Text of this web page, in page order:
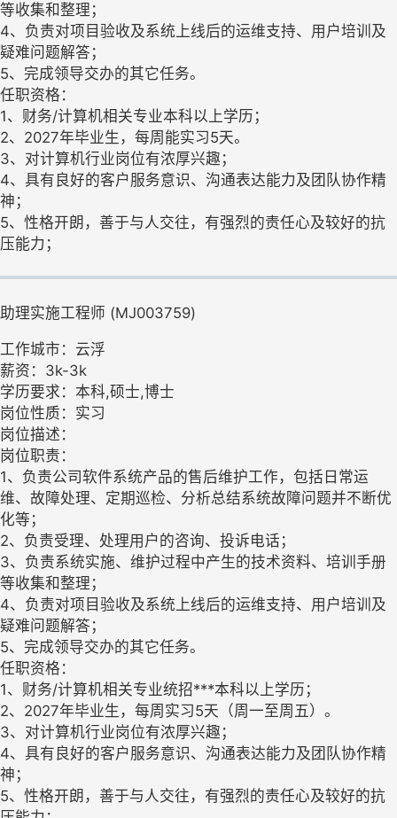
等收集和整理；
4、负责对项目验收及系统上线后的运维支持、用户培训及
疑难问题解答；
5、完成领导交办的其它任务。
任职资格：
1、财务/计算机相关专业本科以上学历；
2、2027年毕业生，每周能实习5天。
3、对计算机行业岗位有浓厚兴趣；
4、具有良好的客户服务意识、沟通表达能力及团队协作精
神；
5、性格开朗，善于与人交往，有强烈的责任心及较好的抗
压能力；
助理实施工程师 (MJ003759)
工作城市：云浮
薪资：3k-3k
学历要求：本科,硕士,博士
岗位性质：实习
岗位描述：
岗位职责：
1、负责公司软件系统产品的售后维护工作，包括日常运
维、故障处理、定期巡检、分析总结系统故障问题并不断优
化等；
2、负责受理、处理用户的咨询、投诉电话；
3、负责系统实施、维护过程中产生的技术资料、培训手册
等收集和整理；
4、负责对项目验收及系统上线后的运维支持、用户培训及
疑难问题解答；
5、完成领导交办的其它任务。
任职资格：
1、财务/计算机相关专业统招***本科以上学历；
2、2027年毕业生，每周实习5天（周一至周五）。
3、对计算机行业岗位有浓厚兴趣；
4、具有良好的客户服务意识、沟通表达能力及团队协作精
神；
5、性格开朗，善于与人交往，有强烈的责任心及较好的抗